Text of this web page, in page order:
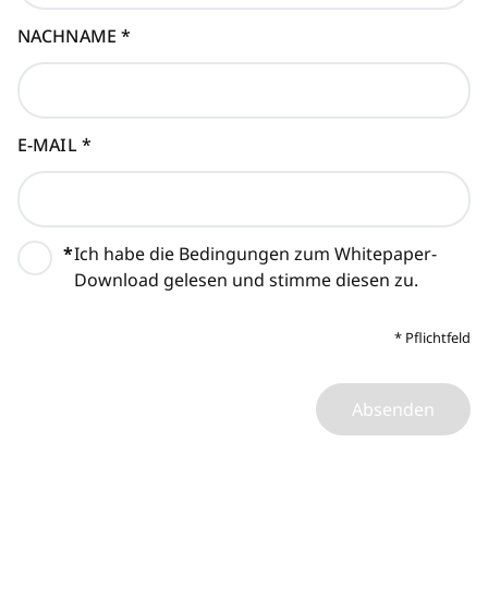
NACHNAME*
E-MAIL*
*Ich habe die Bedingungen zum Whitepaper-
Download gelesen und stimme diesen zu.
* Pflichtfeld
Absenden